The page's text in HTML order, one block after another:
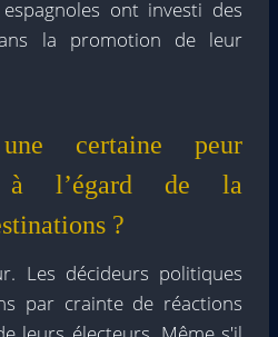
ont investi des
la promotion de leur
une certaine peur
à l’égard de la
?
Les décideurs politiques
par crainte de réactions